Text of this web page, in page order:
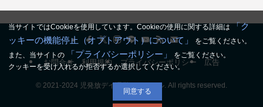
お問合せ 利用規約 プライバシーポリシー 広告
© 2021-2024 児発放デイ運営チャンネル. All rights reserved.
当サイトではCookieを使用しています。Cookieの使用に関する詳細は 「ク
ッキーの機能停止（オプトアウト）について」
をご覧ください。
また、当サイトの
「プライバシーポリシー」
をご覧ください。
クッキーを受け入れるか拒否するか選択してください。
同意する